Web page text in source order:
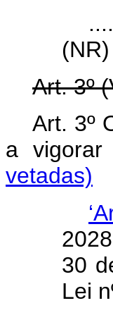
(NR)
Art. 3º
Art. 3º
a
vetadas)
30
Lei